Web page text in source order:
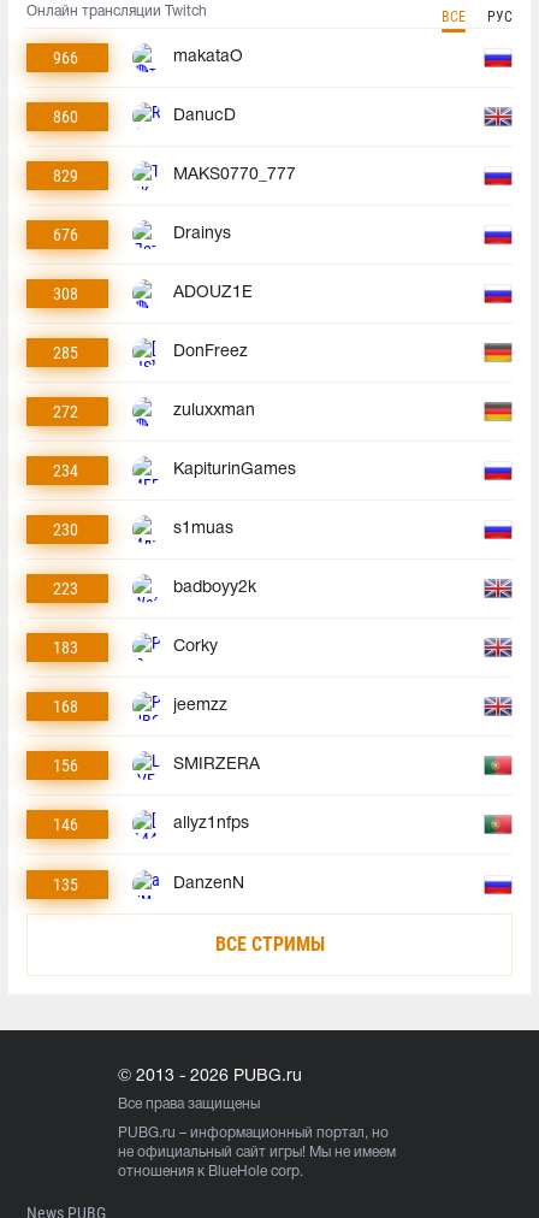
Онлайн трансляции Twitch ВСЕ РУС
966 makataO
860 DanucD
829 MAKS0770_777
676 Drainys
308 ADOUZ1E
285 DonFreez
272 zuluxxman
234 KapiturinGames
230 s1muas
223 badboyy2k
183 Corky
168 jeemzz
156 SMIRZERA
146 allyz1nfps
135 DanzenN
ВСЕ СТРИМЫ
© 2013 - 2026 PUBG.ru
Все права защищены
PUBG.ru – информационный портал, но
не официальный сайт игры! Мы не имеем
отношения к BlueHole corp.
News PUBG